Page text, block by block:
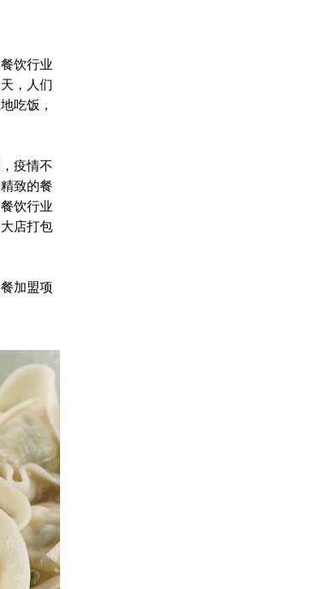
饮行业
，人们
吃饭，
疫情不
致的餐
饮行业
店打包
加盟项